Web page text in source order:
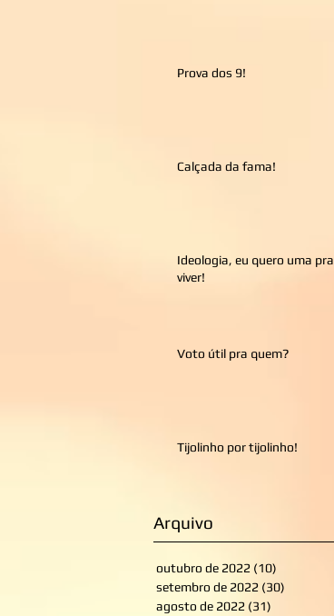
Prova dos 9!
Calçada da fama!
Ideologia, eu quero uma pra
viver!
Voto útil pra quem?
Tijolinho por tijolinho!
Arquivo
outubro de 2022 (10)
setembro de 2022 (30)
agosto de 2022 (31)